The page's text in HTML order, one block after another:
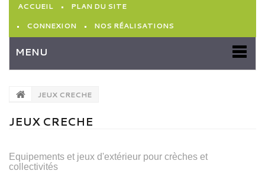
ACCUEIL
PLAN DU SITE
CONNEXION
NOS RÉALISATIONS
MENU
JEUX CRECHE
JEUX CRECHE
Equipements et jeux d'extérieur pour crèches et
collectivités